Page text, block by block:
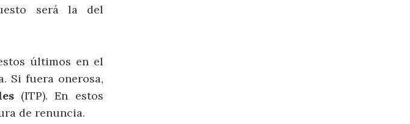
será la del
últimos en el
Si fuera onerosa,
(ITP). En estos
de renuncia.